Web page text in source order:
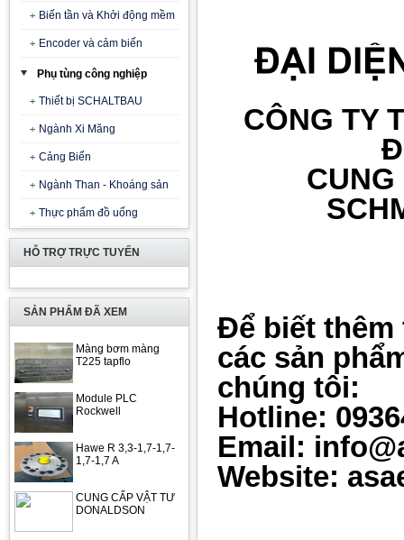
Biến tần và Khởi động mềm
Encoder và cảm biến
Phụ tùng công nghiệp
Thiết bị SCHALTBAU
Ngành Xi Măng
Cảng Biển
Ngành Than - Khoáng sản
Thực phẩm đồ uống
HỖ TRỢ TRỰC TUYẾN
SẢN PHẨM ĐÃ XEM
Màng bơm màng
T225 tapflo
Module PLC
Rockwell
Hawe R 3,3-1,7-1,7-
1,7-1,7 A
CUNG CẤP VẬT TƯ
DONALDSON
CÔNG TY
Để biết thêm
các sản
chúng tôi:
Hotline:
Email:
Website: